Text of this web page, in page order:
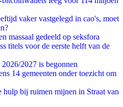
vaker vastgelegd in cao's, moet
massaal gedeeld op seksfora
titels voor de eerste helft van de
2027 is begonnen
14 gemeenten onder toezicht om
hulp bij ruimen mijnen in Straat van